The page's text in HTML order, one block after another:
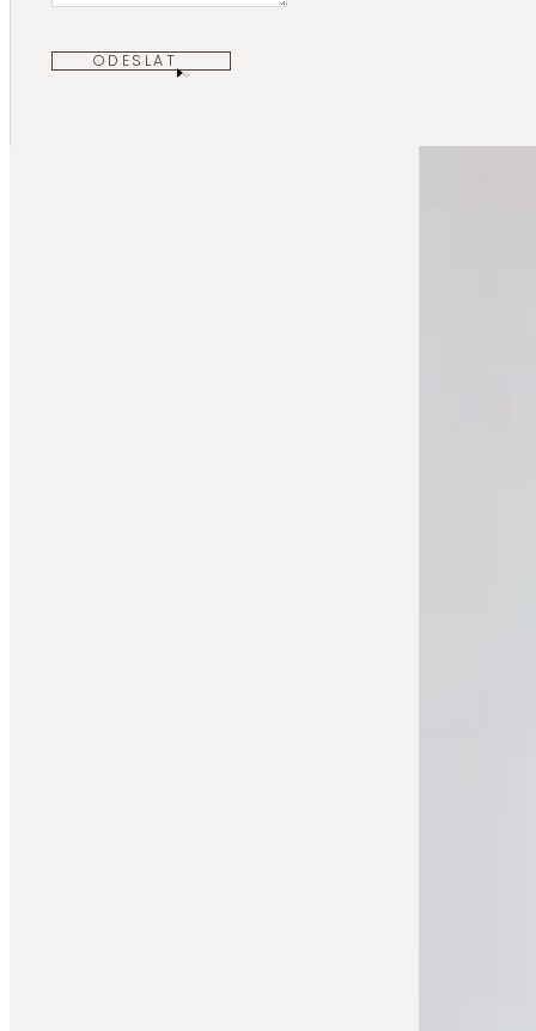
ODESLAT